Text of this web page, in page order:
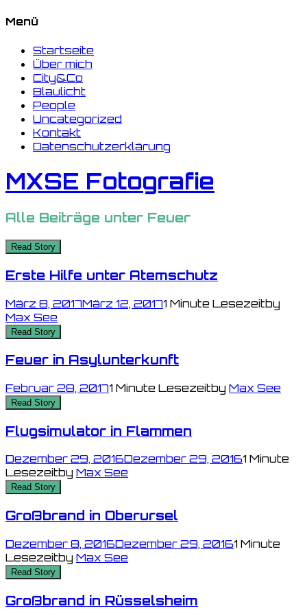
Menü
Startseite
Über mich
City&Co
Blaulicht
People
Uncategorized
Kontakt
Datenschutzerklärung
MXSE Fotografie
Alle Beiträge unter Feuer
Read Story
Erste Hilfe unter Atemschutz
März 8, 2017März 12, 20171 Minute Lesezeitby
Max See
Read Story
Feuer in Asylunterkunft
Februar 28, 20171 Minute Lesezeitby Max See
Read Story
Flugsimulator in Flammen
Dezember 29, 2016Dezember 29, 20161 Minute
Lesezeitby Max See
Read Story
Großbrand in Oberursel
Dezember 8, 2016Dezember 29, 20161 Minute
Lesezeitby Max See
Read Story
Großbrand in Rüsselsheim